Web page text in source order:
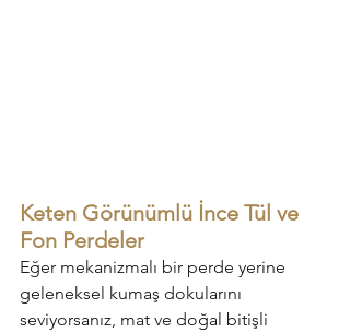
Keten Görünümlü İnce Tül ve
Fon Perdeler
Eğer mekanizmalı bir perde yerine
geleneksel kumaş dokularını
seviyorsanız, mat ve doğal bitişli